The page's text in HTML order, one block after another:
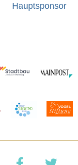
Hauptsponsor